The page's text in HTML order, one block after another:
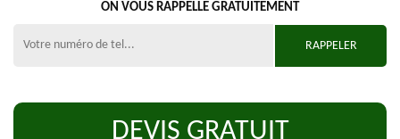
ON VOUS RAPPELLE GRATUITEMENT
DEVIS GRATUIT